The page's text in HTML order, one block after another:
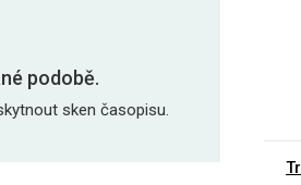
podobě.
sken časopisu.